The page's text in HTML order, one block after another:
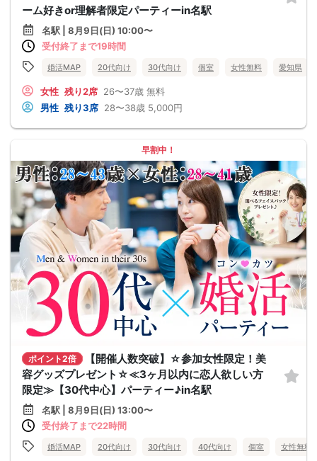
ーム好きor理解者限定パーティーin名駅
名駅 | 8月9日(日) 10:00〜
受付終了まで19時間
婚活MAP 20代向け 30代向け 個室 女性無料 愛知県
女性 残り2席 26〜37歳 無料
男性 残り3席 28〜38歳 5,000円
早割中！
ポイント2倍
【開催人数突破】☆参加女性限定！美
容グッズプレゼント☆≪3ヶ月以内に恋人欲しい方
限定≫【30代中心】パーティー♪in名駅
名駅 | 8月9日(日) 13:00〜
受付終了まで22時間
婚活MAP 20代向け 30代向け 40代向け 個室 女性無料